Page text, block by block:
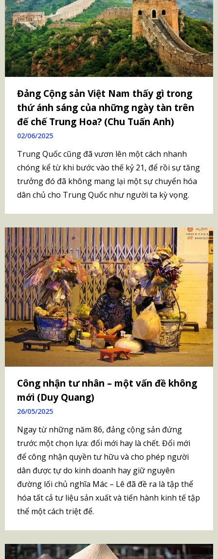
Đảng Cộng sản Việt Nam thấy gì trong
thứ ánh sáng của những ngày tàn trên
đế chế Trung Hoa? (Chu Tuấn Anh)
02/06/2025
Trung Quốc cũng đã vươn lên một cách nhanh
chóng kể từ khi bước vào thế kỷ 21, để rồi sự tăng
trưởng đó đã không mang lại một sự chuyển hóa
dân chủ cho Trung Quốc như người ta kỳ vọng.
Công nhận tư nhân – một vấn đề không
mới (Duy Quang)
26/05/2025
Ngay từ những năm 86, đảng cộng sản đứng
trước một chọn lựa: đổi mới hay là chết. Đổi mới
để công nhận quyền tư hữu và cho phép người
dân được tự do kinh doanh hay giữ nguyên
đường lối chủ nghĩa Mác – Lê đã đề ra là tập thể
hóa tất cả tư liệu sản xuất và tiến hành kinh tế tập
thể một cách triệt để.